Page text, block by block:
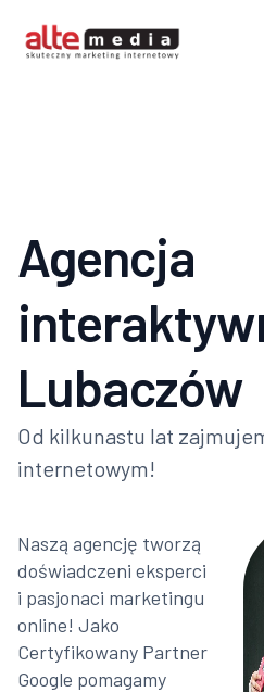
Agencja
Lubaczów
Od kilkunastu lat
internetowym!
Naszą agencję tworzą
doświadczeni eksperci
i pasjonaci marketingu
online! Jako
Certyfikowany Partner
Google pomagamy